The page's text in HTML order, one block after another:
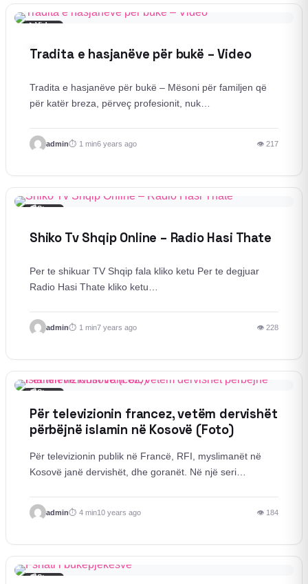
▶Video
Tradita e hasjanëve për bukë – Video
Tradita e hasjanëve për bukë – Mësoni për familjen që
për katër breza, përveç profesionit, nuk…
admin 1 min6 years ago 👁 217
📰Story
Shiko Tv Shqip Online – Radio Hasi Thate
Per te shikuar TV Shqip fala kliko ketu Per te degjuar
Radio Hasi Thate kliko ketu…
admin 1 min7 years ago 👁 228
📰Story
Për televizionin francez, vetëm dervishët
përbëjnë islamin në Kosovë (Foto)
Për televizionin publik në Francë, RFI, myslimanët në
Kosovë janë dervishët, dhe goranët. Në një seri…
admin 4 min10 years ago 👁 184
📰Story